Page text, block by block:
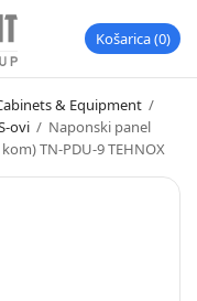
Košarica 0
& Equipment /
ovi / Naponski panel
TN-PDU-9 TEHNOX